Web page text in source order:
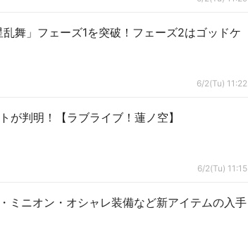
舞」フェーズ1を突破！フェーズ2はゴッドケ
6/2(Tu) 11:22
が判明！【ラブライブ！蓮ノ空】
6/2(Tu) 11:15
ミニオン・オシャレ装備など新アイテムの入手